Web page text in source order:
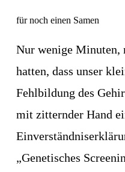
für noch einen Samen
Nur wenige Minuten,
hatten, dass unser
Fehlbildung des
mit zitternder Hand
„Genetisches